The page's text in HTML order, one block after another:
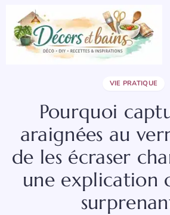
contenu
VIE PRATIQUE
Pourquoi
araignées au
de les écraser
une explication